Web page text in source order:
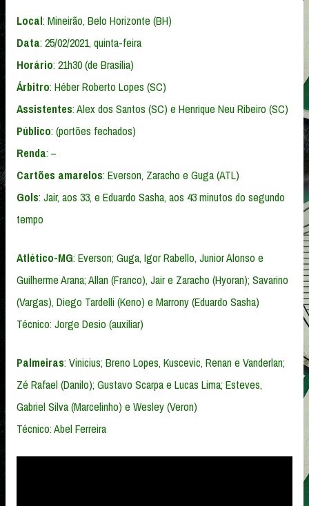
Local: Mineirão, Belo Horizonte (BH)
Data: 25/02/2021, quinta-feira
Horário: 21h30 (de Brasília)
Árbitro: Héber Roberto Lopes (SC)
Assistentes: Alex dos Santos (SC) e Henrique Neu Ribeiro (SC)
Público: (portões fechados)
Renda: –
Cartões amarelos: Everson, Zaracho e Guga (ATL)
Gols: Jair, aos 33, e Eduardo Sasha, aos 43 minutos do segundo
tempo
Atlético-MG: Everson; Guga, Igor Rabello, Junior Alonso e
Guilherme Arana; Allan (Franco), Jair e Zaracho (Hyoran); Savarino
(Vargas), Diego Tardelli (Keno) e Marrony (Eduardo Sasha)
Técnico: Jorge Desio (auxiliar)
Palmeiras: Vinicius; Breno Lopes, Kuscevic, Renan e Vanderlan;
Zé Rafael (Danilo); Gustavo Scarpa e Lucas Lima; Esteves,
Gabriel Silva (Marcelinho) e Wesley (Veron)
Técnico: Abel Ferreira